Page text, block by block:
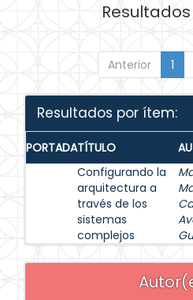
Resultados
Anterior 1
Resultados por ítem:
PORTADATÍTULO
Configurando la
arquitectura a
través de los
sistemas
complejos